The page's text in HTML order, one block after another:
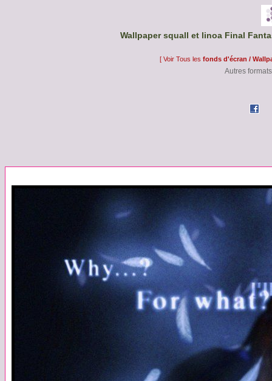
Wallpaper squall et linoa Final
[ Voir Tous les fonds d'écran /
Autres